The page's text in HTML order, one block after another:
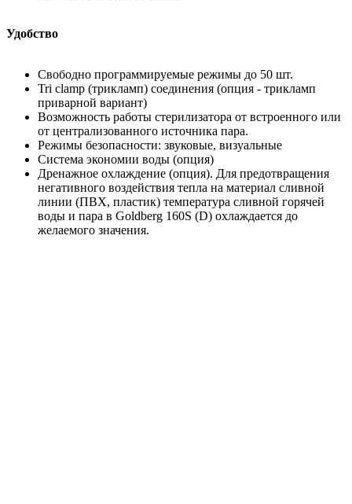
Удобство
Свободно программируемые режимы до 50 шт.
Tri clamp (трикламп) соединения (опция - трикламп
приварной вариант)
Возможность работы стерилизатора от встроенного или
от централизованного источника пара.
Режимы безопасности: звуковые, визуальные
Система экономии воды (опция)
Дренажное охлаждение (опция). Для предотвращения
негативного воздействия тепла на материал сливной
линии (ПВХ, пластик) температура сливной горячей
воды и пара в Goldberg 160S (D) охлаждается до
желаемого значения.